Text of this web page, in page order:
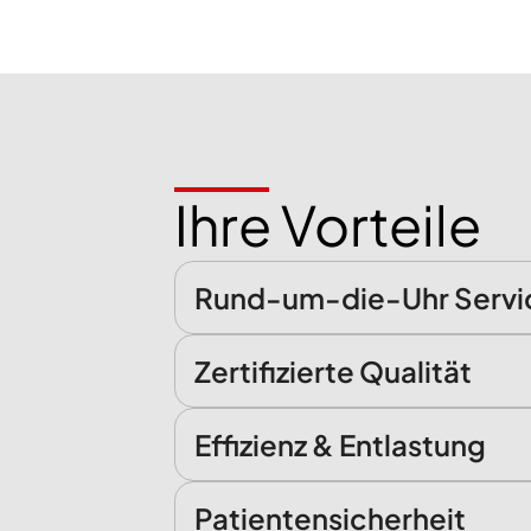
Ihre Vorteile
Rund-um-die-Uhr
Zertifizierte Qualität
Effizienz & Entlastung
Patientensicherheit